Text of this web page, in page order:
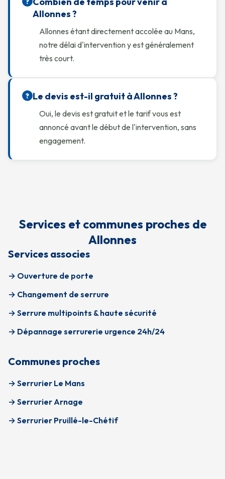
Allonnes ?
Allonnes étant directement accolée au Mans,
notre délai d'intervention y est généralement
très court.
? Le devis est-il gratuit à Allonnes ?
Oui, le devis est gratuit et le tarif vous est
annoncé avant le début de l'intervention, sans
engagement.
Services et communes proches de
Allonnes
Services associes
→ Ouverture de porte
→ Changement de serrure
→ Serrure multipoints & haute sécurité
→ Dépannage serrurerie urgence 24h/24
Communes proches
→ Serrurier Le Mans
→ Serrurier Arnage
→ Serrurier Pruillé-le-Chétif